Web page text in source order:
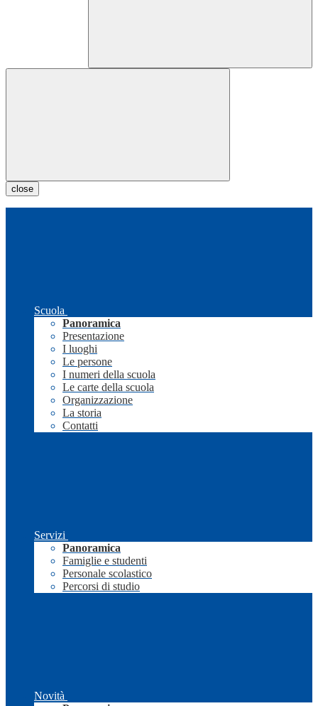
close
Scuola
Panoramica
Presentazione
I luoghi
Le persone
I numeri della scuola
Le carte della scuola
Organizzazione
La storia
Contatti
Servizi
Panoramica
Famiglie e studenti
Personale scolastico
Percorsi di studio
Novità